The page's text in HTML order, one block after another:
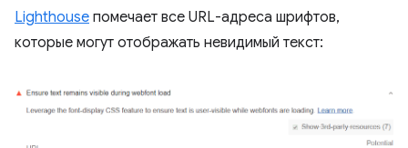
Lighthouse помечает все URL-адреса шрифтов,
которые могут отображать невидимый текст: